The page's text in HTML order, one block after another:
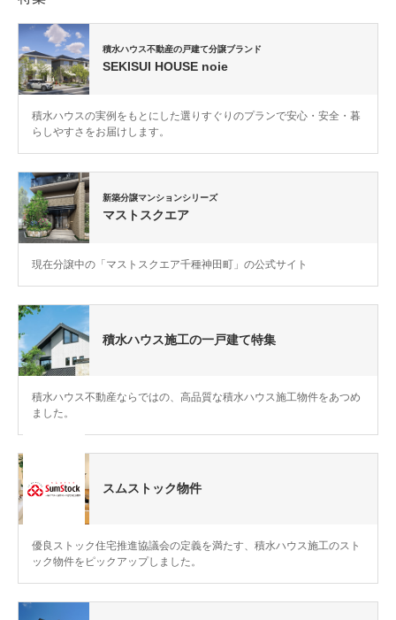
積水ハウス不動産の戸建て分譲ブランド
SEKISUI HOUSE noie
積水ハウスの実例をもとにした選りすぐりのプランで安心・安全・暮
らしやすさをお届けします。
新築分譲マンションシリーズ
マストスクエア
現在分譲中の「マストスクエア千種神田町」の公式サイト
積水ハウス施工の一戸建て特集
積水ハウス不動産ならではの、高品質な積水ハウス施工物件をあつめ
ました。
スムストック物件
優良ストック住宅推進協議会の定義を満たす、積水ハウス施工のスト
ック物件をピックアップしました。